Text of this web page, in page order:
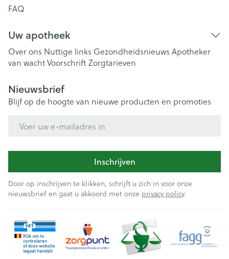
FAQ
Uw apotheek
Over ons Nuttige links Gezondheidsnieuws Apotheker
van wachtVoorschriftZorgtarieven
Nieuwsbrief
Blijf op de hoogte van nieuwe producten en promoties
Inschrijven
Door op inschrijven te klikken, schrijft u zich in voor onze
nieuwsbrief en gaat u akkoord met onze privacy policy.